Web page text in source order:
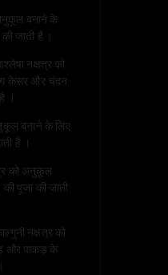
बनाने के
जाती है ।
नक्षत्र को
केसर और चंदन
।
बनाने के लिए
है ।
को अनुकूल
पूजा की जाती
नक्षत्र को
और पाकड़ के